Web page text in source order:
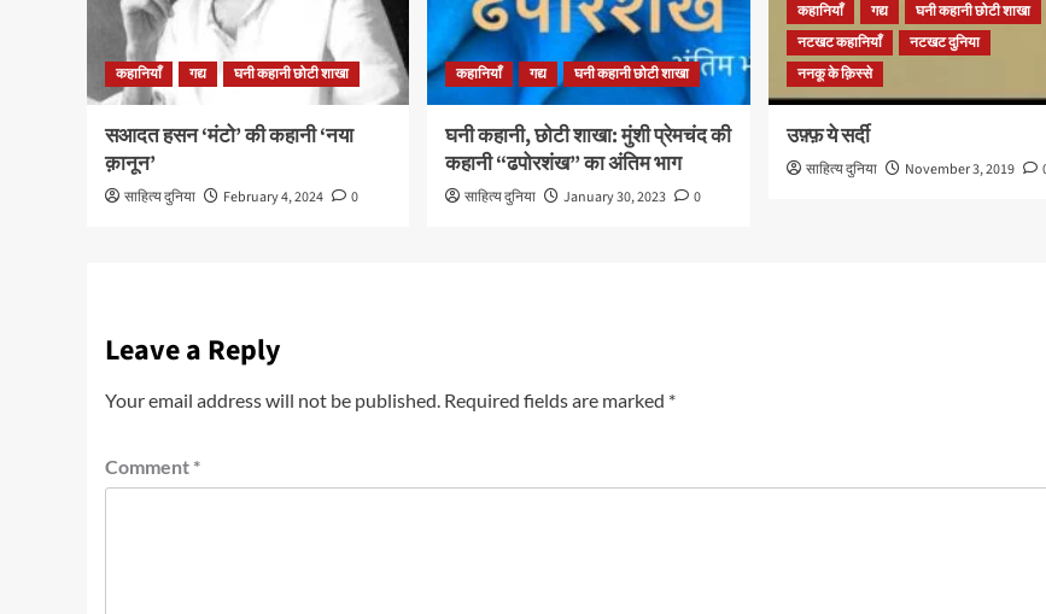
कहानियाँ गद्य घनी कहानी छोटी शाखा
सआदत हसन ‘मंटो’ की कहानी ‘नया
क़ानून’
साहित्य दुनिया February 4, 2024 0
कहानियाँ गद्य घनी कहानी छोटी शाखा
घनी कहानी, छोटी शाखा: मुंशी प्रेमचंद की
कहानी “ढपोरशंख” का अंतिम भाग
साहित्य दुनिया January 30, 2023 0
कहानियाँ गद्य
घनी कहानी छोटी शाखा
नटखट कहानियाँ
नटखट दुनिया
ननकू के क़िस्से
उफ़्फ़ ये सर्दी
साहित्य दुनिया November 3, 2019
Leave a Reply
Your email address will not be published. Required fields are marked *
Comment *